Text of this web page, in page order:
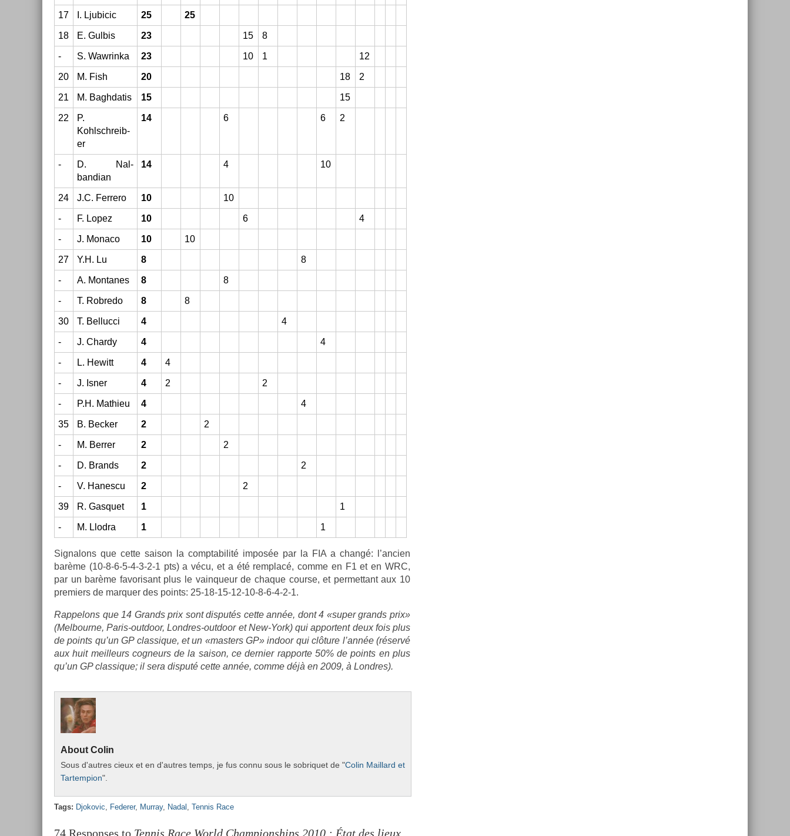
17 I. Ljubicic 25 25
18 E. Gul­bis 23 15 8
- S. Waw­rinka 23 10 1 12
20 M. Fish 20 18 2
21 M. Baghdatis 15 15
22
P.
Kohlschreib­
er
14 6 6 2
-
D. Nal­
bandian
14 4 10
24 J.C. Fer­rero 10 10
- F. Lopez 10 6 4
- J. Monaco 10 10
27 Y.H. Lu 8 8
- A. Mon­tanes 8 8
- T. Rob­redo 8 8
30 T. Be­lluc­ci 4 4
- J. Char­dy 4 4
- L. Hewitt 4 4
- J. Isner 4 2 2
- P.H. Mat­hieu 4 4
35 B. Be­ck­er 2 2
- M. Be­rr­er 2 2
- D. Brands 2 2
- V. Han­es­cu 2 2
39 R. Gas­quet 1 1
- M. Llod­ra 1 1
Sig­nalons que cette saison la com­ptabilité imposée par la FIA a changé: l’an­ci­en
barème (10-8-6-5-4-3-2-1 pts) a vécu, et a été re­mplacé, comme en F1 et en WRC,
par un barème favorisant plus le vain­queur de chaque co­ur­se, et per­met­tant aux 10
pre­mi­ers de mar­qu­er des points: 25-18-15-12-10-8-6-4-2-1.
Rap­pelons que 14 Grands prix sont dis­putés cette année, dont 4 «super grands prix»
(Mel­bour­ne, Paris-outdoor, Londres-outdoor et New-York) qui ap­portent deux fois plus
de points qu’un GP clas­sique, et un «mast­ers GP» in­door qui clôture l’année (réservé
aux huit meil­leurs cog­neurs de la saison, ce de­rni­er rap­porte 50% de points en plus
qu’un GP clas­sique; il sera dis­puté cette année, comme déjà en 2009, à Londres).
About Colin
Sous d'aut­res cieux et en d'aut­res temps, je fus connu sous le sob­riquet de "Colin Mail­lard et
Tar­temp­ion".
Tags: Djokovic Feder­er, Mur­ray, Nadal Ten­nis Race
74 Responses to Tennis Race World Championships 2010 : État des lieux